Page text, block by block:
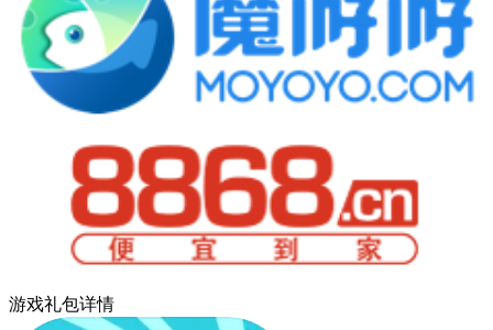
游戏礼包详情